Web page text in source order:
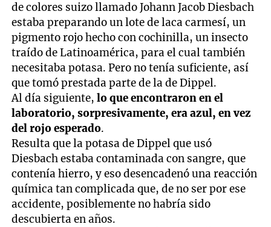
de colores suizo llamado Johann Jacob Diesbach
estaba preparando un lote de laca carmesí, un
pigmento rojo hecho con cochinilla, un insecto
traído de Latinoamérica, para el cual también
necesitaba potasa. Pero no tenía suficiente, así
que tomó prestada parte de la de Dippel.
Al día siguiente, lo que encontraron en el
laboratorio, sorpresivamente, era azul, en vez
del rojo esperado.
Resulta que la potasa de Dippel que usó
Diesbach estaba contaminada con sangre, que
contenía hierro, y eso desencadenó una reacción
química tan complicada que, de no ser por ese
accidente, posiblemente no habría sido
descubierta en años.